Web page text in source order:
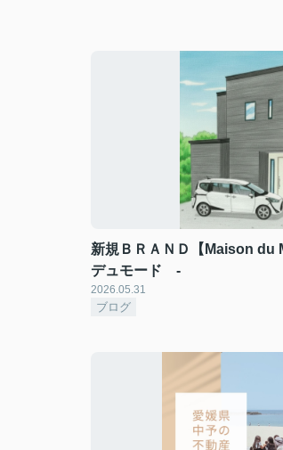
新規ＢＲＡＮＤ【Maison
デュモード -
2026.05.31
ブログ